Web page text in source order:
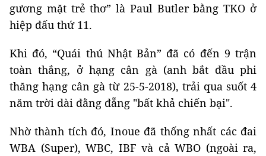
gương mặt trẻ thơ” là Paul Butler bằng TKO ở
hiệp đấu thứ 11.
Khi đó, “Quái thú Nhật Bản” đã có đến 9 trận
toàn thắng, ở hạng cân gà (anh bắt đầu phi
thăng hạng cân gà từ 25-5-2018), trải qua suốt 4
năm trời dài đằng đẵng "bất khả chiến bại".
Nhờ thành tích đó, Inoue đã thống nhất các đai
WBA (Super), WBC, IBF và cả WBO (ngoài ra,